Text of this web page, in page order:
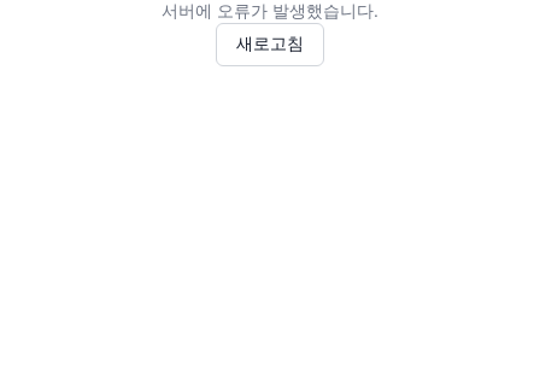
서버에 오류가 발생했습니다.
새로고침